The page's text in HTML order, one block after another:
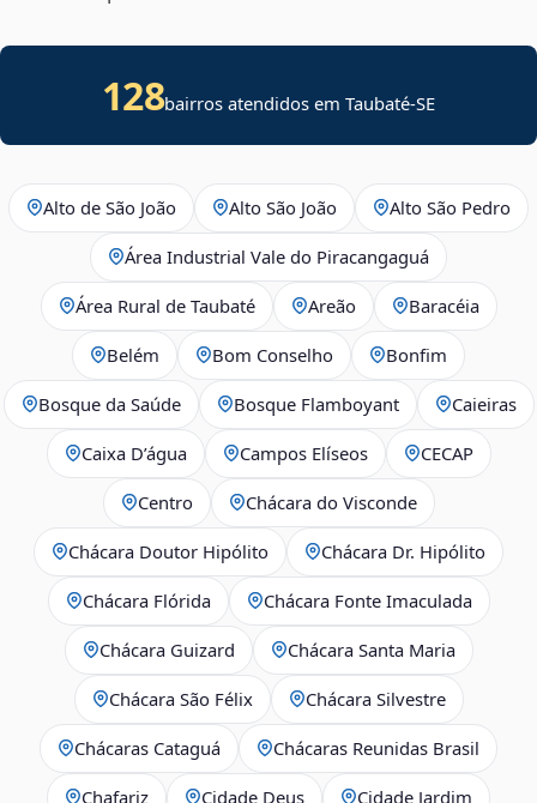
128bairros atendidos emTaubaté-SE
Alto de São João Alto São João Alto São Pedro
Área Industrial Vale do Piracangaguá
Área Rural de Taubaté Areão Baracéia
Belém Bom Conselho Bonfim
Bosque da Saúde Bosque Flamboyant Caieiras
Caixa D’água Campos Elíseos CECAP
Centro Chácara do Visconde
Chácara Doutor Hipólito Chácara Dr. Hipólito
Chácara Flórida Chácara Fonte Imaculada
Chácara Guizard Chácara Santa Maria
Chácara São Félix Chácara Silvestre
Chácaras Cataguá Chácaras Reunidas Brasil
Chafariz Cidade Deus Cidade Jardim